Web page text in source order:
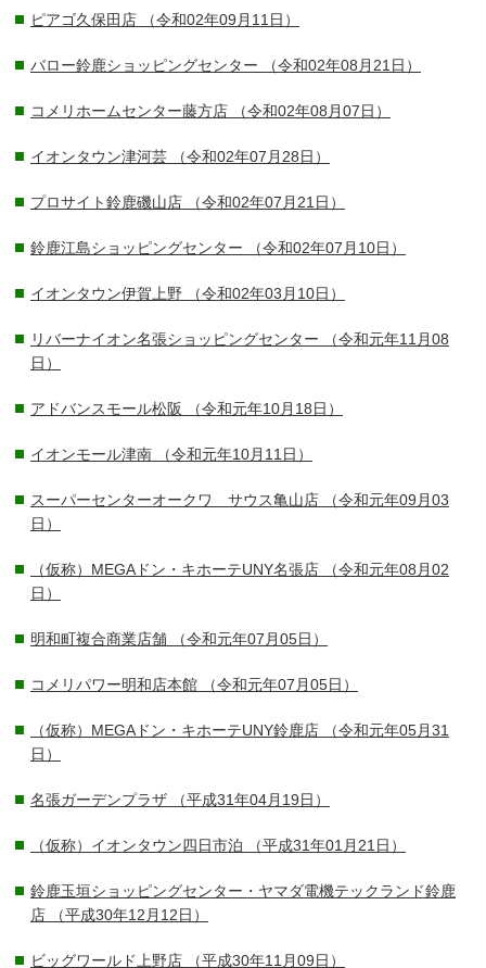
ピアゴ久保田店 （令和02年09月11日）
バロー鈴鹿ショッピングセンター （令和02年08月21日）
コメリホームセンター藤方店 （令和02年08月07日）
イオンタウン津河芸 （令和02年07月28日）
プロサイト鈴鹿磯山店 （令和02年07月21日）
鈴鹿江島ショッピングセンター （令和02年07月10日）
イオンタウン伊賀上野 （令和02年03月10日）
リバーナイオン名張ショッピングセンター （令和元年11月08
日）
アドバンスモール松阪 （令和元年10月18日）
イオンモール津南 （令和元年10月11日）
スーパーセンターオークワ サウス亀山店 （令和元年09月03
日）
（仮称）MEGAドン・キホーテUNY名張店 （令和元年08月02
日）
明和町複合商業店舗 （令和元年07月05日）
コメリパワー明和店本館 （令和元年07月05日）
（仮称）MEGAドン・キホーテUNY鈴鹿店 （令和元年05月31
日）
名張ガーデンプラザ （平成31年04月19日）
（仮称）イオンタウン四日市泊 （平成31年01月21日）
鈴鹿玉垣ショッピングセンター・ヤマダ電機テックランド鈴鹿
店 （平成30年12月12日）
ビッグワールド上野店 （平成30年11月09日）